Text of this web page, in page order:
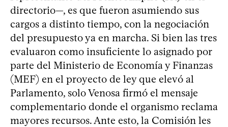
directorio—, es que fueron asumiendo sus
cargos a distinto tiempo, con la negociación
del presupuesto ya en marcha. Si bien las tres
evaluaron como insuficiente lo asignado por
parte del Ministerio de Economía y Finanzas
(MEF) en el proyecto de ley que elevó al
Parlamento, solo Venosa firmó el mensaje
complementario donde el organismo reclama
mayores recursos. Ante esto, la Comisión les